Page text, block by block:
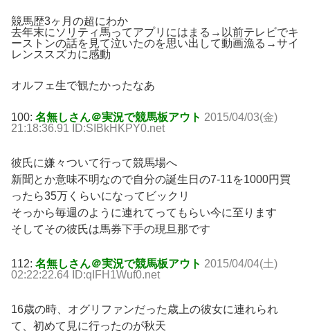
競馬歴3ヶ月の超にわか
去年末にソリティ馬ってアプリにはまる→以前テレビでキ
ーストンの話を見て泣いたのを思い出して動画漁る→サイ
レンススズカに感動
オルフェ生で観たかったなあ
100: 名無しさん＠実況で競馬板アウト 2015/04/03(金)
21:18:36.91 ID:SIBkHKPY0.net
彼氏に嫌々ついて行って競馬場へ
新聞とか意味不明なので自分の誕生日の7-11を1000円買
ったら35万くらいになってビックリ
そっから毎週のように連れてってもらい今に至ります
そしてその彼氏は馬券下手の現旦那です
112: 名無しさん＠実況で競馬板アウト 2015/04/04(土)
02:22:22.64 ID:qIFH1Wuf0.net
16歳の時、オグリファンだった歳上の彼女に連れられ
て、初めて見に行ったのが秋天